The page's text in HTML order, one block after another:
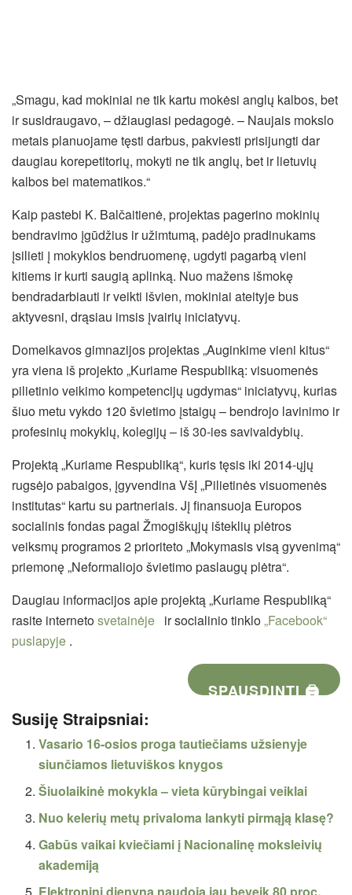
„Smagu, kad mokiniai ne tik kartu mokėsi anglų kalbos, bet
ir susidraugavo, – džiaugiasi pedagogė. – Naujais mokslo
metais planuojame tęsti darbus, pakviesti prisijungti dar
daugiau korepetitorių, mokyti ne tik anglų, bet ir lietuvių
kalbos bei matematikos.“
Kaip pastebi K. Balčaitienė, projektas pagerino mokinių
bendravimo įgūdžius ir užimtumą, padėjo pradinukams
įsilieti į mokyklos bendruomenę, ugdyti pagarbą vieni
kitiems ir kurti saugią aplinką. Nuo mažens išmokę
bendradarbiauti ir veikti išvien, mokiniai ateityje bus
aktyvesni, drąsiau imsis įvairių iniciatyvų.
Domeikavos gimnazijos projektas „Auginkime vieni kitus“
yra viena iš projekto „Kuriame Respubliką: visuomenės
pilietinio veikimo kompetencijų ugdymas“ iniciatyvų, kurias
šiuo metu vykdo 120 švietimo įstaigų – bendrojo lavinimo ir
profesinių mokyklų, kolegijų – iš 30-ies savivaldybių.
Projektą „Kuriame Respubliką“, kuris tęsis iki 2014-ųjų
rugsėjo pabaigos, įgyvendina VšĮ „Pilietinės visuomenės
institutas“ kartu su partneriais. Jį finansuoja Europos
socialinis fondas pagal Žmogiškųjų išteklių plėtros
veiksmų programos 2 prioriteto „Mokymasis visą gyvenimą“
priemonę „Neformaliojo švietimo paslaugų plėtra“.
Daugiau informacijos apie projektą „Kuriame Respubliką“
rasite internetosvetainėje ir socialinio tinklo„Facebook“
puslapyje .
SPAUSDINTI 🖨
Susiję Straipsniai:
Vasario 16-osios proga tautiečiams užsienyje
siunčiamos lietuviškos knygos
Šiuolaikinė mokykla – vieta kūrybingai veiklai
Nuo kelerių metų privaloma lankyti pirmąją klasę?
Gabūs vaikai kviečiami į Nacionalinę moksleivių
akademiją